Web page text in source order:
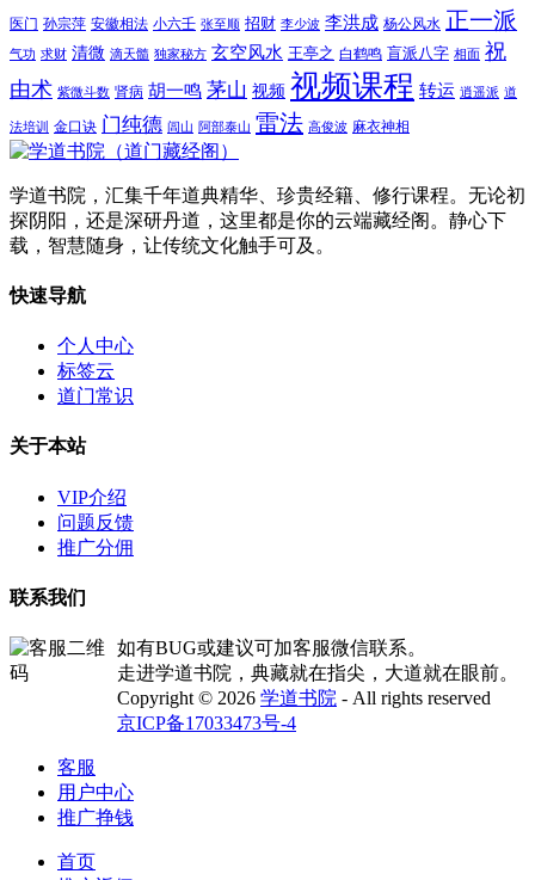
医门 孙宗萍 安徽相法 小六壬 张至顺 招财 李少波 李洪成 杨公风水 正一派
气功 求财 清微 滴天髓 独家秘方 玄空风水 王亭之 白鹤鸣 盲派八字 相面 祝
由术 紫微斗数 肾病 胡一鸣 茅山 视频 视频课程 转运 逍遥派 道
法培训 金口诀 门纯德 闾山 阿部泰山 雷法 高俊波 麻衣神相
学道书院，汇集千年道典精华、珍贵经籍、修行课程。无论初
探阴阳，还是深研丹道，这里都是你的云端藏经阁。静心下
载，智慧随身，让传统文化触手可及。
快速导航
个人中心
标签云
道门常识
关于本站
VIP介绍
问题反馈
推广分佣
联系我们
如有BUG或建议可加客服微信联系。
走进学道书院，典藏就在指尖，大道就在眼前。
Copyright © 2026 学道书院 - All rights reserved
京ICP备17033473号-4
客服
用户中心
推广挣钱
首页